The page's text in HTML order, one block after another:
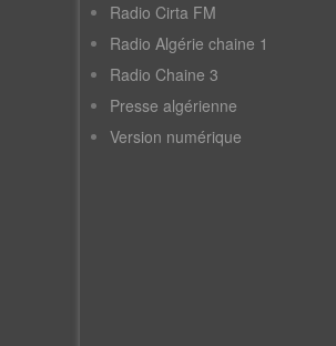
Radio Cirta FM
Radio Algérie chaine 1
Radio Chaine 3
Presse algérienne
Version numérique